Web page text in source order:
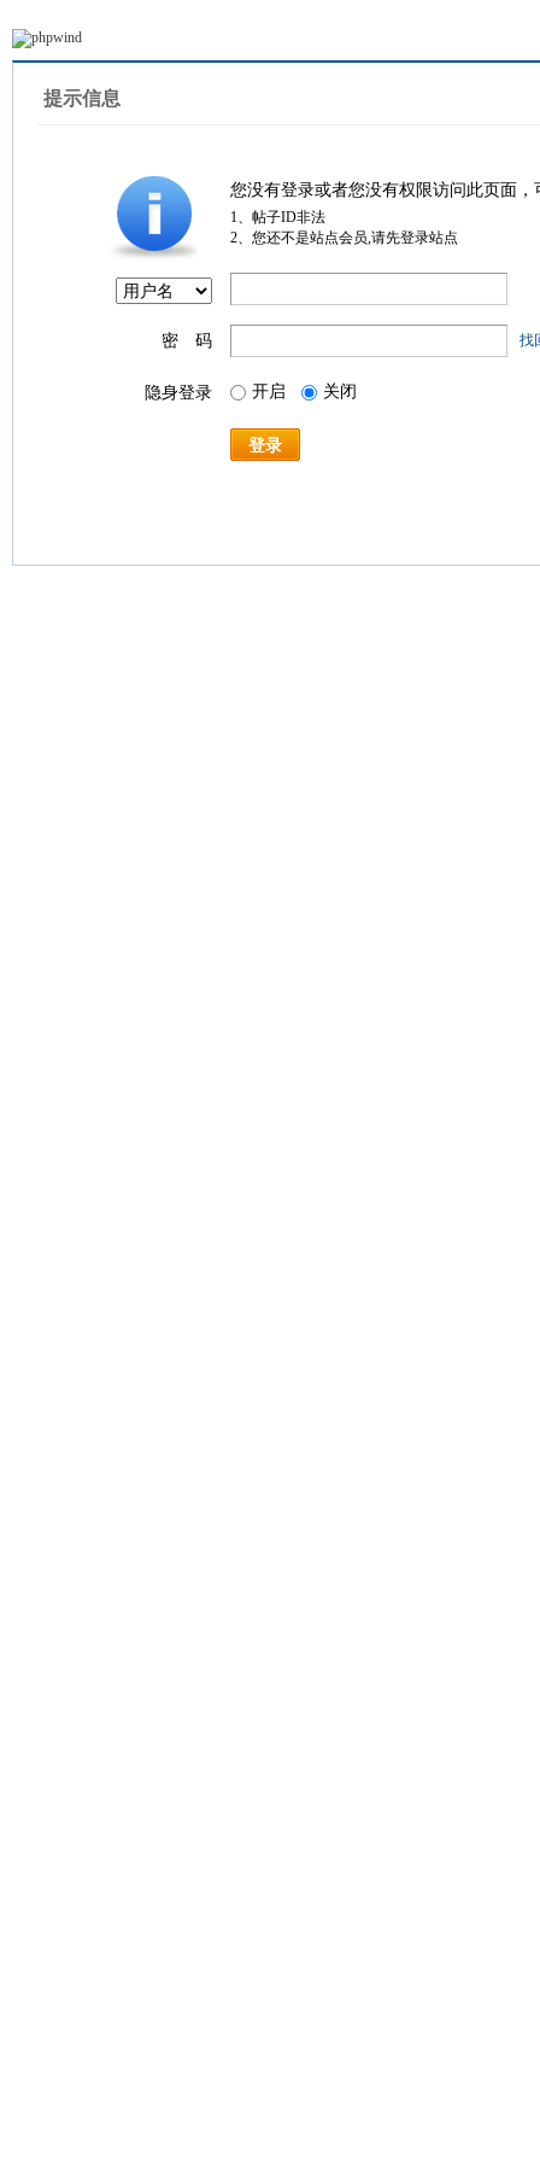
提示信息
您没有登录或者您没有权限访问此页面
1、帖子ID非法
2、您还不是站点会员,请先登录站点
密 码 找
隐身登录 开启 关闭
登录